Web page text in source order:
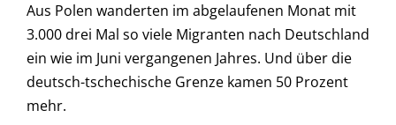
Aus Polen wanderten im abgelaufenen Monat mit
3.000 drei Mal so viele Migranten nach Deutschland
ein wie im Juni vergangenen Jahres. Und über die
deutsch-tschechische Grenze kamen 50 Prozent
mehr.